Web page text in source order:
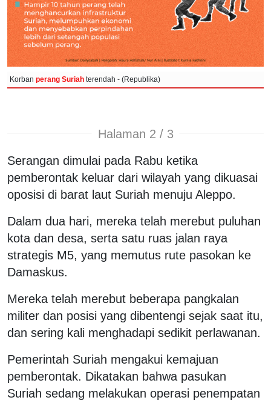
Korban perang Suriah terendah - (Republika)
Halaman 2 / 3
Serangan dimulai pada Rabu ketika
pemberontak keluar dari wilayah yang dikuasai
oposisi di barat laut Suriah menuju Aleppo.
Dalam dua hari, mereka telah merebut puluhan
kota dan desa, serta satu ruas jalan raya
strategis M5, yang memutus rute pasokan ke
Damaskus.
Mereka telah merebut beberapa pangkalan
militer dan posisi yang dibentengi sejak saat itu,
dan sering kali menghadapi sedikit perlawanan.
Pemerintah Suriah mengakui kemajuan
pemberontak. Dikatakan bahwa pasukan
Suriah sedang melakukan operasi penempatan